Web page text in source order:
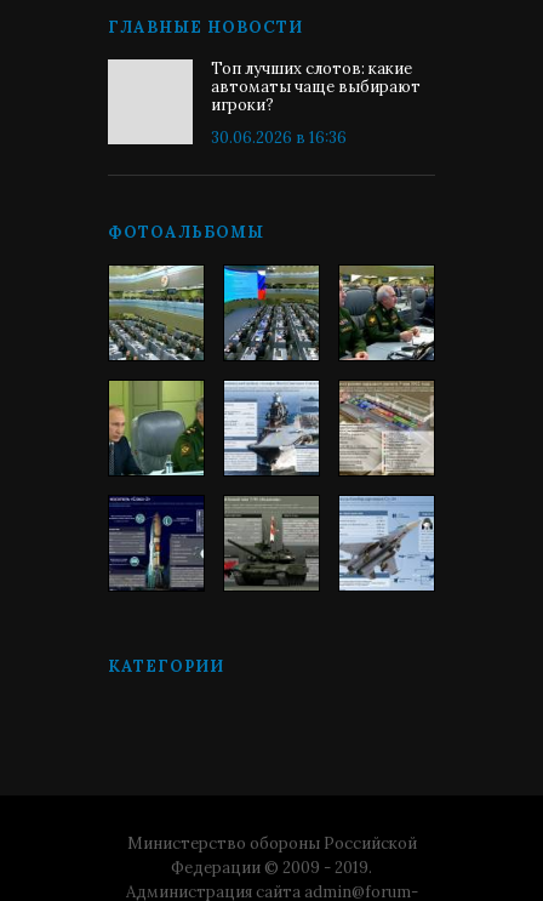
ГЛАВНЫЕ НОВОСТИ
Топ лучших слотов: какие
автоматы чаще выбирают
игроки?
30.06.2026 в 16:36
ФОТОАЛЬБОМЫ
КАТЕГОРИИ
Министерство обороны Российской
Федерации © 2009 - 2019.
Администрация сайта admin@forum-